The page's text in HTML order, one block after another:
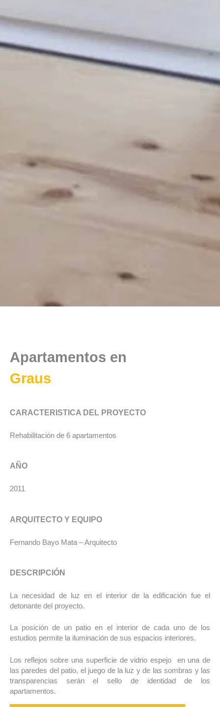
Apartamentos en
Graus
CARACTERISTICA DEL PROYECTO
Rehabilitación de 6 apartamentos
AÑO
2011
ARQUITECTO Y EQUIPO
Fernando Bayo Mata – Arquitecto
DESCRIPCIÓN
La necesidad de luz en el interior de la edificación fue el
detonante del proyecto.
La posición de un patio en el interior de cada uno de los
estudios permite la iluminación de sus espacios interiores.
Los reflejos sobre una superficie de vidrio espejo en una de
las paredes del patio, el juego de la luz y de las sombras y las
transparencias serán el sello de identidad de los
apartamentos.